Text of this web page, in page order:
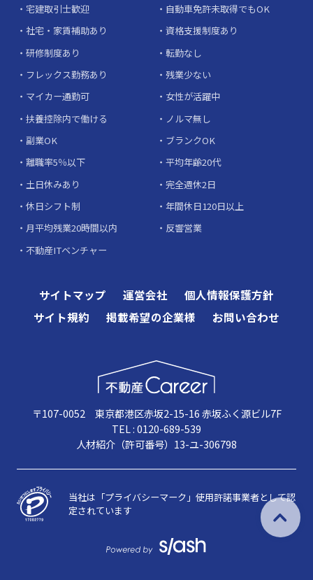
宅建取引士歓迎
自動車免許未取得でもOK
社宅・家賃補助あり
資格支援制度あり
研修制度あり
転勤なし
フレックス勤務あり
残業少ない
マイカー通勤可
女性が活躍中
扶養控除内で働ける
ノルマ無し
副業OK
ブランクOK
離職率5％以下
平均年齢20代
土日休みあり
完全週休2日
休日シフト制
年間休日120日以上
月平均残業20時間以内
反響営業
不動産ITベンチャー
サイトマップ 運営会社
個人情報保護方針
サイト規約
掲載希望の企業様 お問い合わせ
〒107-0052 東京都港区赤坂2-15-16 赤坂ふく源ビル7F
TEL : 0120-689-539
人材紹介（許可番号）13-ユ-306798
当社は「プライバシーマーク」使用許諾事業者として認
定されています